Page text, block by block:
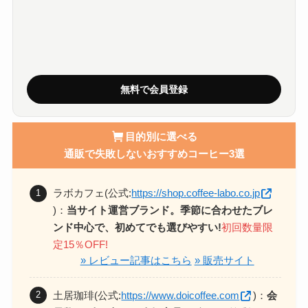
無料で会員登録
目的別に選べる
通販で失敗しないおすすめコーヒー3選
ラボカフェ(公式:https://shop.coffee-labo.co.jp
) ： 当サイト運営ブランド。季節に合わせたブレ
ンド中心で、初めてでも選びやすい!初回数量限
定15％OFF!
» レビュー記事はこちら » 販売サイト
土居珈琲(公式:https://www.doicoffee.com ) ： 会